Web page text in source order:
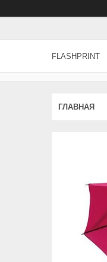
FLASHPRINT
ГЛАВНАЯ